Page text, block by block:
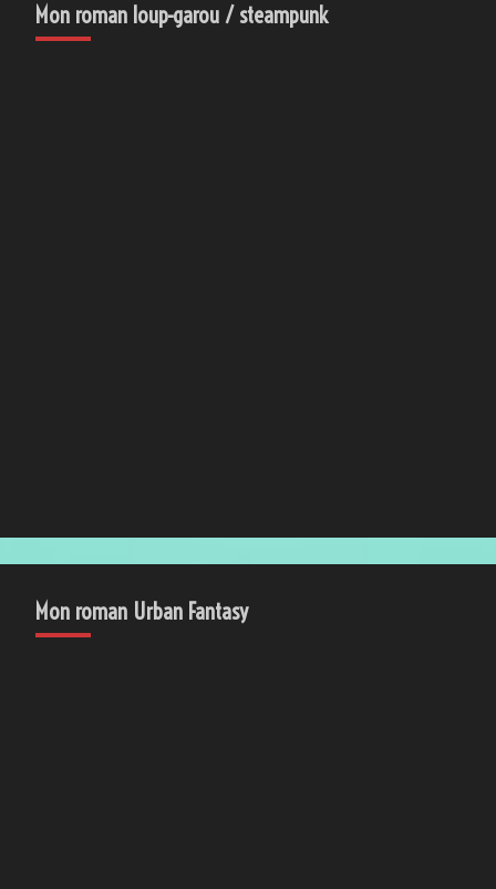
Mon roman loup-garou / steampunk
Mon roman Urban Fantasy